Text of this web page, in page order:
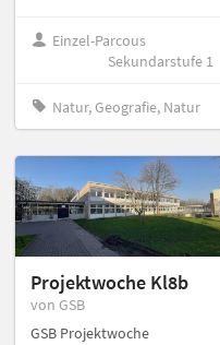
Einzel-Parcous
Sekundarstufe 1
Natur, Geografie, Natur
Projektwoche Kl8b
von GSB
GSB Projektwoche